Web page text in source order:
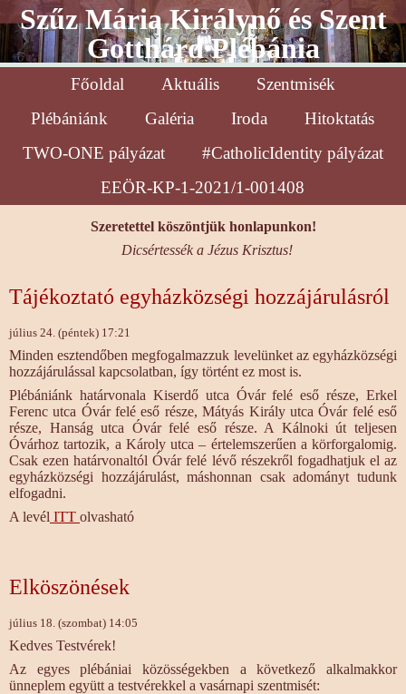
Szűz Mária Királynő és Szent
Gotthárd Plébánia
Főoldal Aktuális
Szentmisék
Plébániánk
Galéria Iroda
Hitoktatás
TWO-ONE pályázat
#CatholicIdentity pályázat
EEÖR-KP-1-2021/1-001408
Szeretettel köszöntjük honlapunkon!
Dicsértessék a Jézus Krisztus!
Tájékoztató egyházközségi hozzájárulásról
július 24. (péntek) 17:21
Minden esztendőben megfogalmazzuk levelünket az egyházközségi
hozzájárulással kapcsolatban, így történt ez most is.
Plébániánk határvonala Kiserdő utca Óvár felé eső része, Erkel
Ferenc utca Óvár felé eső része, Mátyás Király utca Óvár felé eső
része, Hanság utca Óvár felé eső része. A Kálnoki út teljesen
Óvárhoz tartozik, a Károly utca – értelemszerűen a körforgalomig.
Csak ezen határvonaltól Óvár felé lévő részekről fogadhatjuk el az
egyházközségi hozzájárulást, máshonnan csak adományt tudunk
elfogadni.
A levél ITT olvasható
Elköszönések
július 18. (szombat) 14:05
Kedves Testvérek!
Az egyes plébániai közösségekben a következő alkalmakkor
ünneplem együtt a testvérekkel a vasárnapi szentmisét: